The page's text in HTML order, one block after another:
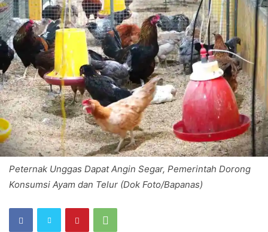
Peternak Unggas Dapat Angin Segar, Pemerintah Dorong
Konsumsi Ayam dan Telur (Dok Foto/Bapanas)